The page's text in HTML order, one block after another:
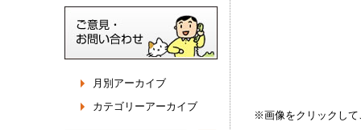
※画像をクリックして
月別アーカイブ
カテゴリーアーカイブ